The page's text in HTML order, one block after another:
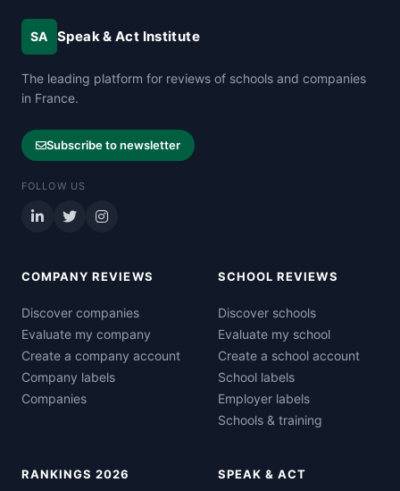
SA Speak & Act Institute
The leading platform for reviews of schools and companies
in France.
Subscribe to newsletter
FOLLOW US
COMPANY REVIEWS
Discover companies
Evaluate my company
Create a company account
Company labels
Companies
SCHOOL REVIEWS
Discover schools
Evaluate my school
Create a school account
School labels
Employer labels
Schools & training
RANKINGS 2026 SPEAK & ACT